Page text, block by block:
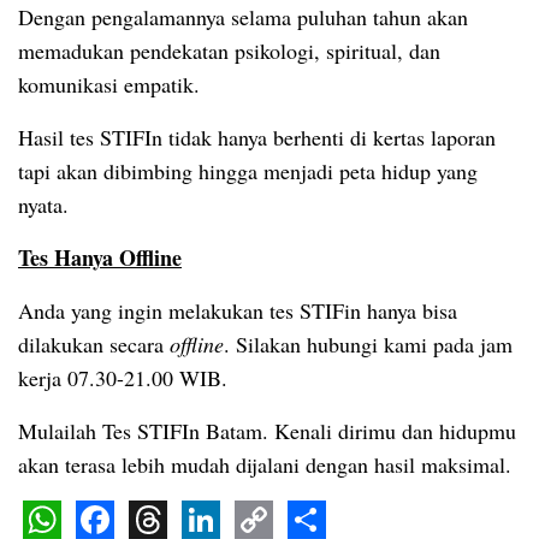
Dengan pengalamannya selama puluhan tahun akan
memadukan pendekatan psikologi, spiritual, dan
komunikasi empatik.
Hasil tes STIFIn tidak hanya berhenti di kertas laporan
tapi akan dibimbing hingga menjadi peta hidup yang
nyata.
Tes Hanya Offline
Anda yang ingin melakukan tes STIFin hanya bisa
dilakukan secara offline. Silakan hubungi kami pada jam
kerja 07.30-21.00 WIB.
Mulailah Tes STIFIn Batam. Kenali dirimu dan hidupmu
akan terasa lebih mudah dijalani dengan hasil maksimal.